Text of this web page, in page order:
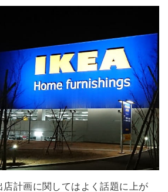
計画に関してはよく話題に上が